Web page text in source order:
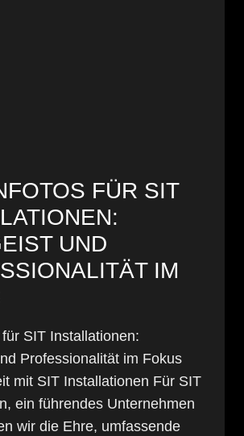
FÜR SIT
UND
IM
SIT Installationen:
Professionalität im Fokus
mit SIT Installationen Für SIT
ein führendes Unternehmen
wir die Ehre, umfassende